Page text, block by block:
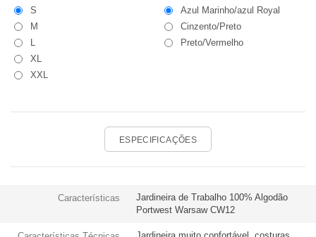
S
M
L
XL
XXL
Azul Marinho/azul Royal
Cinzento/Preto
Preto/Vermelho
ESPECIFICAÇÕES
Características
Jardineira de Trabalho 100% Algodão
Portwest Warsaw CW12